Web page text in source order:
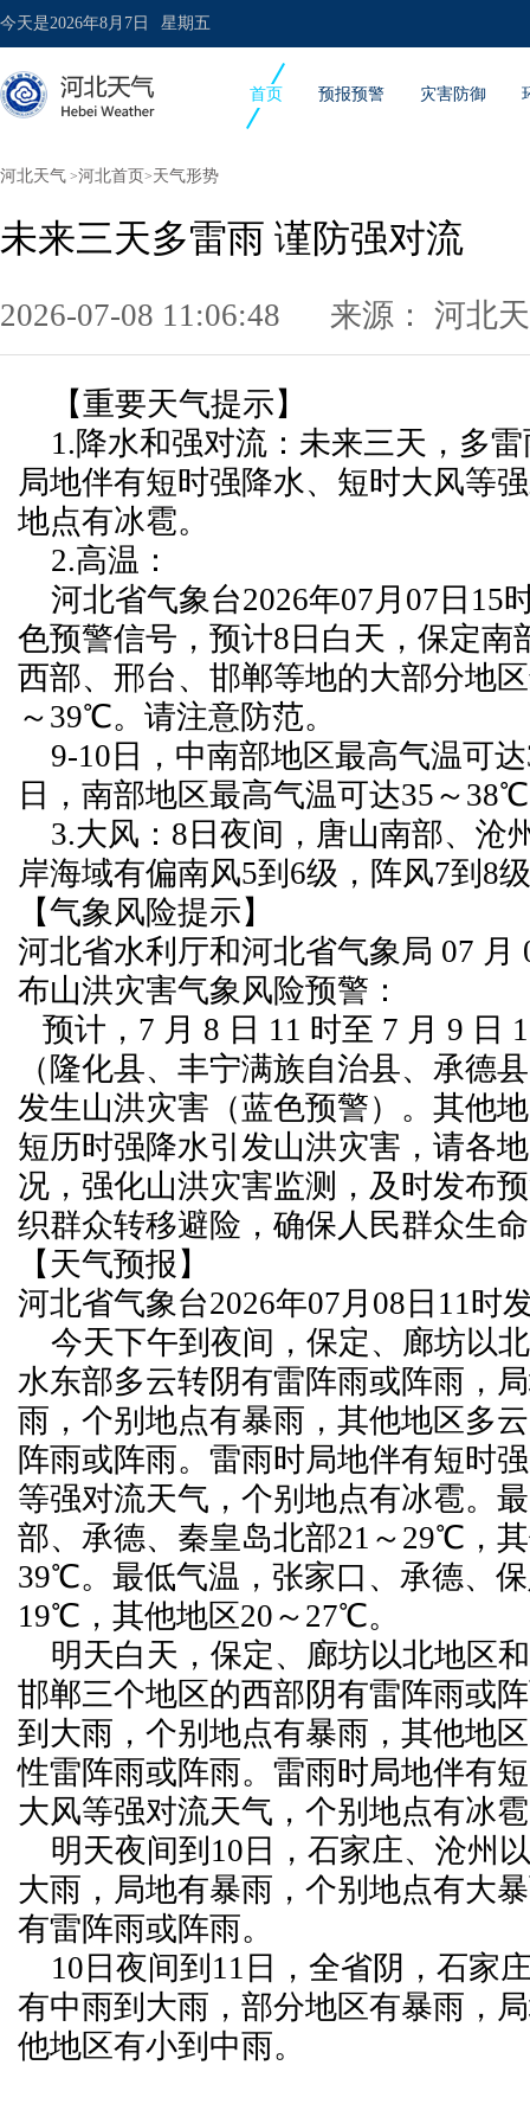
今天是2026年8月7日 星期五
首页 预报预警 灾害防御
河北天气 >河北首页 >天气形势
未来三天多雷雨 谨防强对流
2026-07-08 11:06:48 来源： 河北
【重要天气提示】
1.降水和强对流：未来三天，多
局地伴有短时强降水、短时大风等
地点有冰雹。
2.高温：
河北省气象台2026年07月07日15
色预警信号，预计8日白天，保定南
西部、邢台、邯郸等地的大部分地
～39℃。请注意防范。
9-10日，中南部地区最高气温可
日，南部地区最高气温可达35～
3.大风：8日夜间，唐山南部、沧
岸海域有偏南风5到6级，阵风7到8
【气象风险提示】
河北省水利厅和河北省气象局 07 月
布山洪灾害气象风险预警：
预计，7 月 8 日 11 时至 7 月 9 日
（隆化县、丰宁满族自治县、承德
发生山洪灾害（蓝色预警）。其他
短历时强降水引发山洪灾害，请各
况，强化山洪灾害监测，及时发布
织群众转移避险，确保人民群众生
【天气预报】
河北省气象台2026年07月08日11时
今天下午到夜间，保定、廊坊以
水东部多云转阴有雷阵雨或阵雨，
雨，个别地点有暴雨，其他地区多
阵雨或阵雨。雷雨时局地伴有短时
等强对流天气，个别地点有冰雹。
部、承德、秦皇岛北部21～29℃，
39℃。最低气温，张家口、承德、
19℃，其他地区20～27℃。
明天白天，保定、廊坊以北地区
邯郸三个地区的西部阴有雷阵雨或
到大雨，个别地点有暴雨，其他地
性雷阵雨或阵雨。雷雨时局地伴有
大风等强对流天气，个别地点有冰
明天夜间到10日，石家庄、沧州
大雨，局地有暴雨，个别地点有大
有雷阵雨或阵雨。
10日夜间到11日，全省阴，石家
有中雨到大雨，部分地区有暴雨，
他地区有小到中雨。